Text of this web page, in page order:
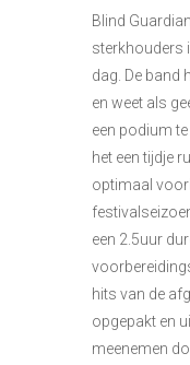
Blind
sterkhouders
dag. De band
en weet als
een podium
het een tijdje
optimaal
een 2.5uur
hits van de
opgepakt en
meenemen